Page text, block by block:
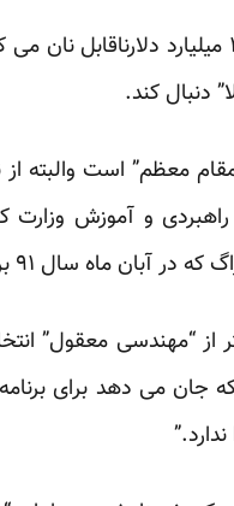
این تهدید برای احمدی نژاد ۲
دنبال کند.
معظم” است والبته
و آموزش وزارت
سال ۹۱ برگزار شد نشات می گیرد.
از “مهندسی معقول”
می دهد برای برنامه